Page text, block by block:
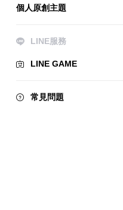
個人原創主題
LINE服務
LINE GAME
常見問題